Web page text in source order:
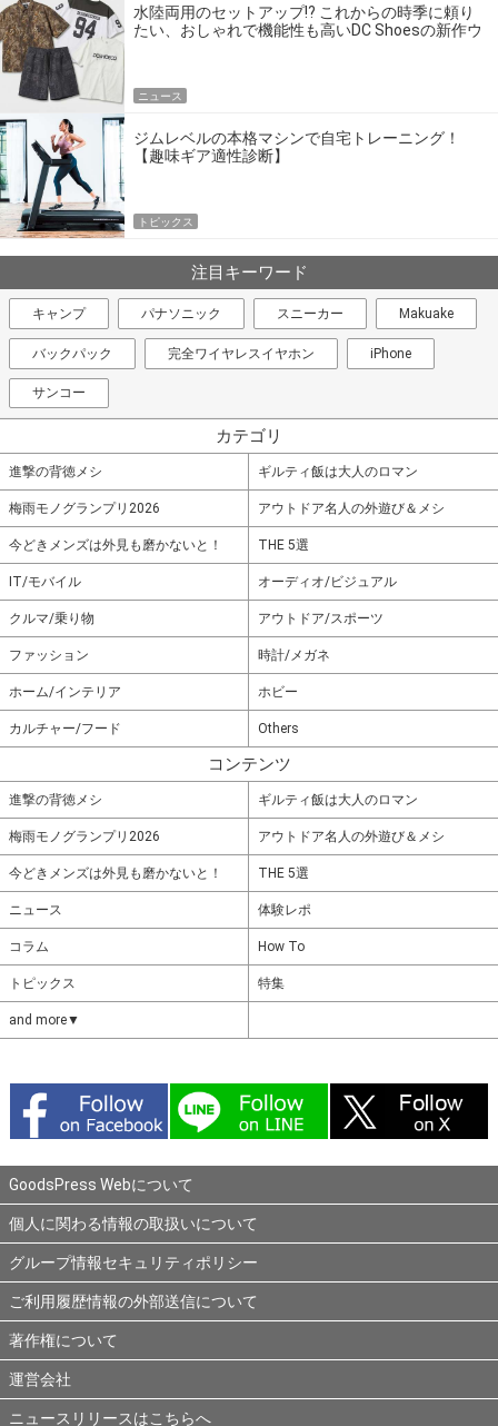
水陸両用のセットアップ!? これからの時季に頼り
たい、おしゃれで機能性も高いDC Shoesの新作ウ
ニュース
ジムレベルの本格マシンで自宅トレーニング！
【趣味ギア適性診断】
トピックス
注目キーワード
キャンプ パナソニック スニーカー Makuake
バックパック 完全ワイヤレスイヤホン iPhone
サンコー
カテゴリ
進撃の背徳メシ ギルティ飯は大人のロマン
梅雨モノグランプリ2026 アウトドア名人の外遊び＆メシ
今どきメンズは外見も磨かないと！ THE 5選
IT/モバイル オーディオ/ビジュアル
クルマ/乗り物 アウトドア/スポーツ
ファッション 時計/メガネ
ホーム/インテリア ホビー
カルチャー/フード Others
コンテンツ
進撃の背徳メシ ギルティ飯は大人のロマン
梅雨モノグランプリ2026 アウトドア名人の外遊び＆メシ
今どきメンズは外見も磨かないと！ THE 5選
ニュース 体験レポ
コラム How To
トピックス 特集
and more▼
GoodsPress Webについて
個人に関わる情報の取扱いについて
グループ情報セキュリティポリシー
ご利用履歴情報の外部送信について
著作権について
運営会社
ニュースリリースはこちらへ